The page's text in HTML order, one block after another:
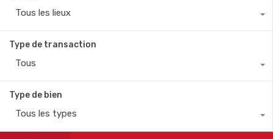
Tous les lieux
Type de transaction
Tous
Type de bien
Tous les types